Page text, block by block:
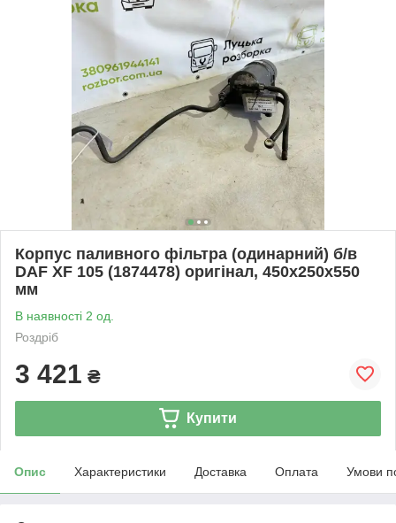
Корпус паливного фільтра (одинарний) б/в
DAF XF 105 (1874478) оригінал, 450х250х550
мм
В наявності 2 од.
Роздріб
3 421 ₴
Купити
Опис Характеристики Доставка Оплата Умови